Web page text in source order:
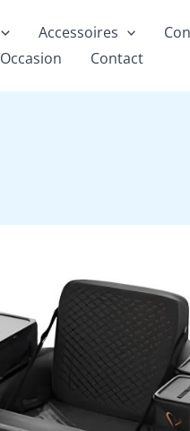
Accessoires
Occasion Contact